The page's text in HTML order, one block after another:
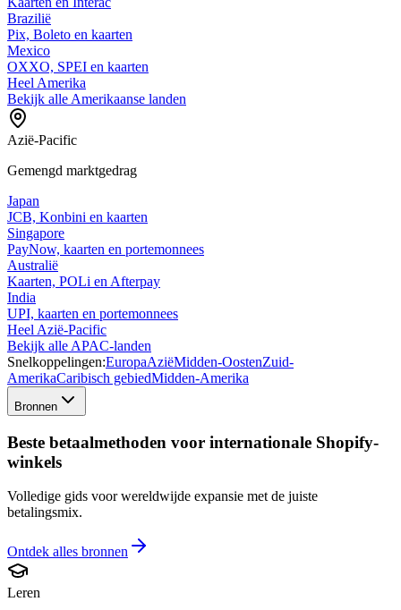
Brazilië
Pix, Boleto en kaarten
Mexico
OXXO, SPEI en kaarten
Heel Amerika
Bekijk alle Amerikaanse landen
Azië-Pacific
Gemengd marktgedrag
Japan
JCB, Konbini en kaarten
Singapore
PayNow, kaarten en portemonnees
Australië
Kaarten, POLi en Afterpay
India
UPI, kaarten en portemonnees
Heel Azië-Pacific
Bekijk alle APAC-landen
Snelkoppelingen:EuropaAziëMidden-OostenZuid-
AmerikaCaribisch gebiedMidden-Amerika
Bronnen
Beste betaalmethoden voor internationale Shopify-
winkels
Volledige gids voor wereldwijde expansie met de juiste
betalingsmix.
Ontdek alles bronnen
Leren